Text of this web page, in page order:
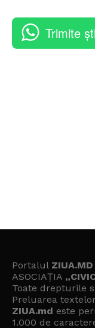
Trimite
Portalul ZIUA.MD
ASOCIAȚIA
Toate drepturile
Preluarea
ZIUA.md este
1.000 de